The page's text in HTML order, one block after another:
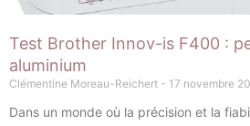
Test Brother Innov-is F400 :
aluminium
Clémentine Moreau-Reichert 17 novembre
Dans un monde où la précision et la